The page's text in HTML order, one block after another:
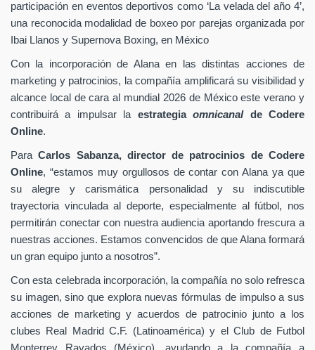
participación en eventos deportivos como ‘La velada del año 4’,
una reconocida modalidad de boxeo por parejas organizada por
Ibai Llanos y Supernova Boxing, en México
Con la incorporación de Alana en las distintas acciones de
marketing y patrocinios, la compañía amplificará su visibilidad y
alcance local de cara al mundial 2026 de México este verano y
contribuirá a impulsar la estrategiaomnicanal de Codere
Online.
ParaCarlos Sabanza, director de patrocinios de Codere
Online, “estamos muy orgullosos de contar con Alana ya que
su alegre y carismática personalidad y su indiscutible
trayectoria vinculada al deporte, especialmente al fútbol, nos
permitirán conectar con nuestra audiencia aportando frescura a
nuestras acciones. Estamos convencidos de que Alana formará
un gran equipo junto a nosotros”.
Con esta celebrada incorporación, la compañía no solo refresca
su imagen, sino que explora nuevas fórmulas de impulso a sus
acciones de marketing y acuerdos de patrocinio junto a los
clubes Real Madrid C.F. (Latinoamérica) y el Club de Futbol